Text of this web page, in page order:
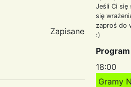
Zapisane
Jeśli Ci się
się
zaproś do
:)
18:00
Gramy